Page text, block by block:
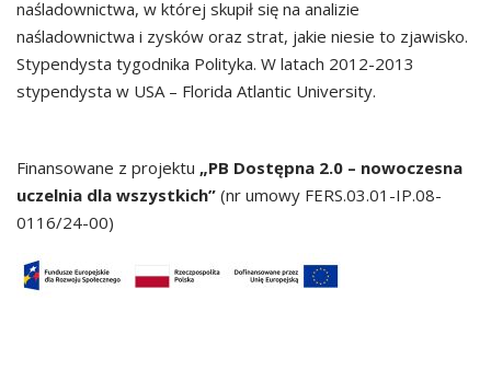
naśladownictwa, w której skupił się na analizie
naśladownictwa i zysków oraz strat, jakie niesie to zjawisko.
Stypendysta tygodnika Polityka. W latach 2012-2013
stypendysta w USA – Florida Atlantic University.
Finansowane z projektu „PB Dostępna 2.0 – nowoczesna
uczelnia dla wszystkich” (nr umowy FERS.03.01-IP.08-
0116/24-00)